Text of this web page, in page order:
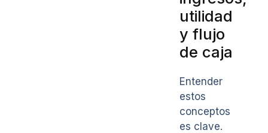
utilidad
y flujo
de caja
Entender
estos
conceptos
es clave.